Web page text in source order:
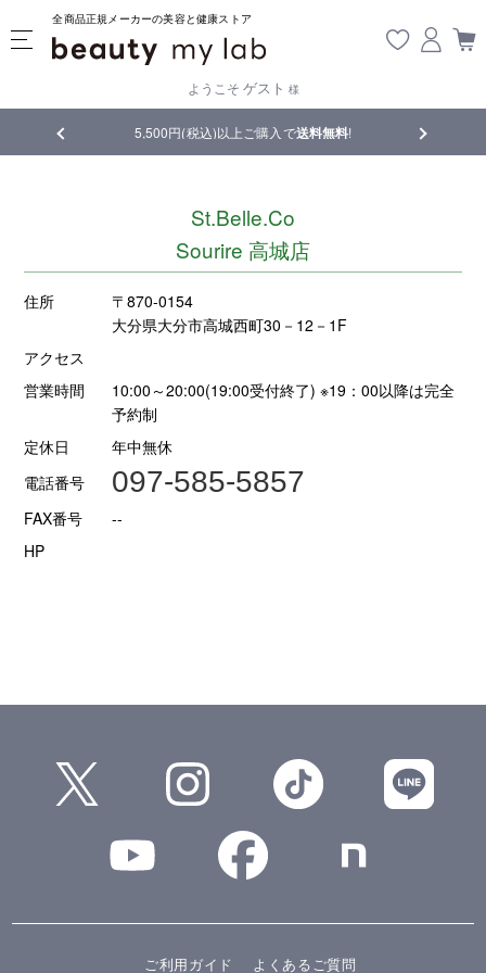
全商品正規メーカーの美容と健康ストア
ようこそ ゲスト 様
5,500円(税込)以上ご購入で送料無料! 【重要】
St.Belle.Co
Sourire 高城店
住所
〒870-0154
大分県大分市高城西町30－12－1F
アクセス
営業時間
10:00～20:00(19:00受付終了) ※19：00以降は完全
予約制
定休日
年中無休
電話番号
097-585-5857
FAX番号
--
HP
ご利用ガイド よくあるご質問